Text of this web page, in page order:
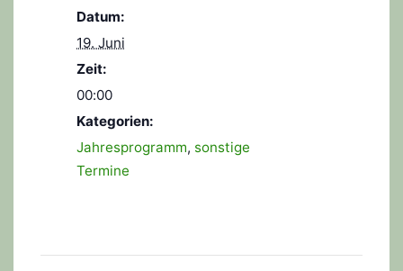
Datum:
19. Juni
Zeit:
00:00
Kategorien:
Jahresprogramm, sonstige
Termine